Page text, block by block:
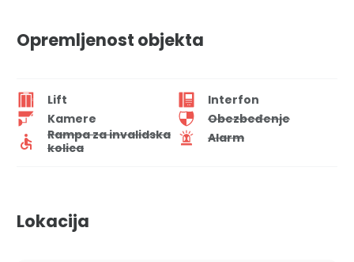
Opremljenost objekta
Lift
Interfon
Kamere
Obezbeđenje
Rampa za invalidska
kolica
Alarm
Lokacija